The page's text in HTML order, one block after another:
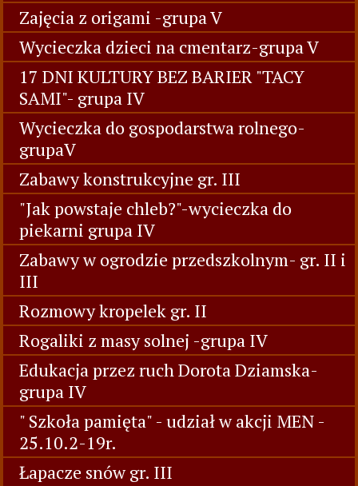
Zajęcia z origami -grupa V
Wycieczka dzieci na cmentarz-grupa V
17 DNI KULTURY BEZ BARIER "TACY
SAMI"- grupa IV
Wycieczka do gospodarstwa rolnego-
grupaV
Zabawy konstrukcyjne gr. III
"Jak powstaje chleb?"-wycieczka do
piekarni grupa IV
Zabawy w ogrodzie przedszkolnym- gr. II i
III
Rozmowy kropelek gr. II
Rogaliki z masy solnej -grupa IV
Edukacja przez ruch Dorota Dziamska-
grupa IV
" Szkoła pamięta" - udział w akcji MEN -
25.10.2-19r.
Łapacze snów gr. III